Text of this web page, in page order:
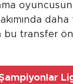
daha
transfer